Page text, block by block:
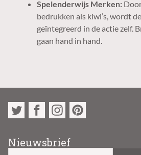
Spelenderwijs Merken:
bedrukken als kiwi’s, wordt
geïntegreerd in de actie zelf.
gaan hand in hand.
Nieuwsbrief